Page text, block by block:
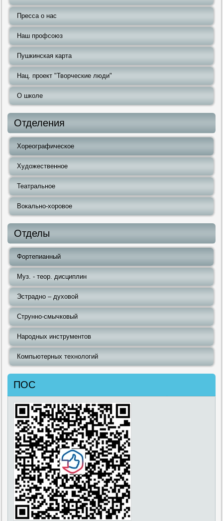
Пресса о нас
Наш профсоюз
Пушкинская карта
Нац. проект "Творческие люди"
О школе
Отделения
Хореографическое
Художественное
Театральное
Вокально-хоровое
Отделы
Фортепианный
Муз. - теор. дисциплин
Эстрадно – духовой
Струнно-смычковый
Народных инструментов
Компьютерных технологий
ПОС